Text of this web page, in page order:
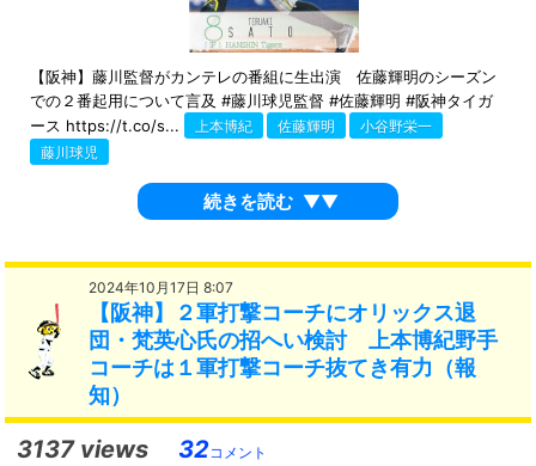
【阪神】藤川監督がカンテレの番組に生出演 佐藤輝明のシーズン
での２番起用について言及 #藤川球児監督 #佐藤輝明 #阪神タイガ
ース https://t.co/s...
上本博紀 佐藤輝明
小谷野栄一
藤川球児
続きを読む ▼▼
2024年10月17日 8:07
【阪神】２軍打撃コーチにオリックス退
団・梵英心氏の招へい検討 上本博紀野手
コーチは１軍打撃コーチ抜てき有力（報
知）
3137 views 32コメント